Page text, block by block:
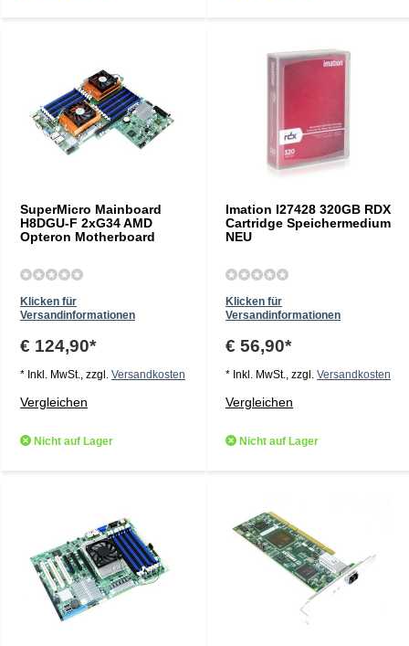
SuperMicro Mainboard
H8DGU-F 2xG34 AMD
Opteron Motherboard
Klicken für
Versandinformationen
€ 124,90*
* Inkl. MwSt., zzgl. Versandkosten
Vergleichen
Nicht auf Lager
Imation I27428 320GB RDX
Cartridge Speichermedium
NEU
Klicken für
Versandinformationen
€ 56,90*
* Inkl. MwSt., zzgl. Versandkosten
Vergleichen
Nicht auf Lager